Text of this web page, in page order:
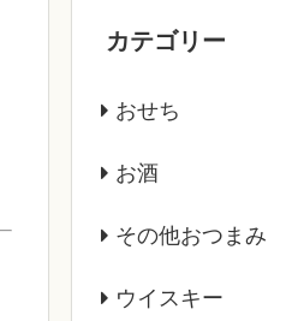
カテゴリー
おせち
お酒
その他おつまみ
ウイスキー